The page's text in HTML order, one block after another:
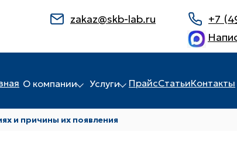
zakaz@skb-lab.ru +7
О компании Услуги ПрайсСтатьиКонтакты
и причины их появления